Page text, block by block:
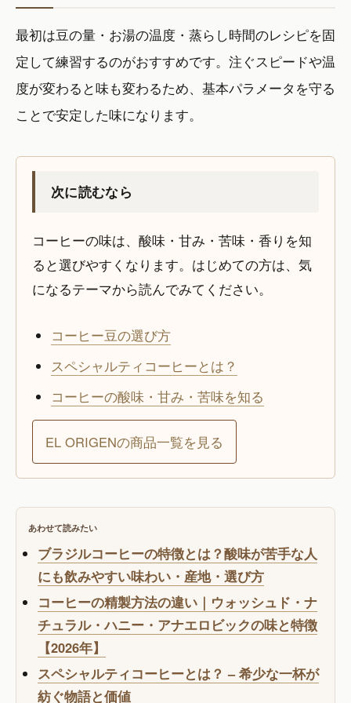
最初は豆の量・お湯の温度・蒸らし時間のレシピを固
定して練習するのがおすすめです。注ぐスピードや温
度が変わると味も変わるため、基本パラメータを守る
ことで安定した味になります。
次に読むなら
コーヒーの味は、酸味・甘み・苦味・香りを知
ると選びやすくなります。はじめての方は、気
になるテーマから読んでみてください。
コーヒー豆の選び方
スペシャルティコーヒーとは？
コーヒーの酸味・甘み・苦味を知る
EL ORIGENの商品一覧を見る
あわせて読みたい
ブラジルコーヒーの特徴とは？酸味が苦手な人
にも飲みやすい味わい・産地・選び方
コーヒーの精製方法の違い｜ウォッシュド・ナ
チュラル・ハニー・アナエロビックの味と特徴
【2026年】
スペシャルティコーヒーとは？ – 希少な一杯が
紡ぐ物語と価値